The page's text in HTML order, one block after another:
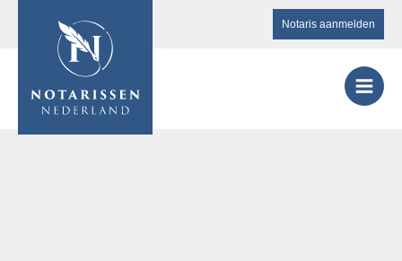
Notaris aanmelden